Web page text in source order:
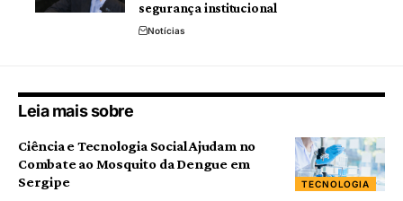
segurança institucional
Notícias
Leia mais sobre
TECNOLOGIA
Ciência e Tecnologia Social Ajudam no
Combate ao Mosquito da Dengue em
Sergipe